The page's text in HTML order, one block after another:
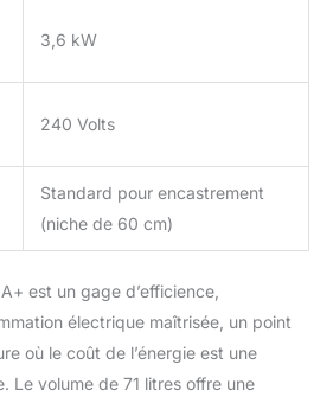
3,6 kW
240 Volts
Standard pour encastrement
(niche de 60 cm)
est un gage d’efficience,
électrique maîtrisée, un point
où le coût de l’énergie est une
Le volume de 71 litres offre une